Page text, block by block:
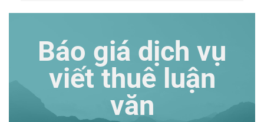
Báo giá dịch vụ
viết thuê luận
văn